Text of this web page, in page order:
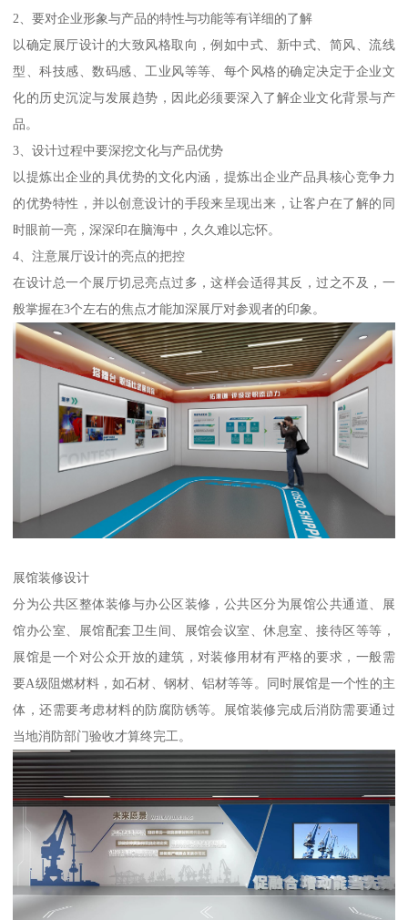
2、要对企业形象与产品的特性与功能等有详细的了解
以确定展厅设计的大致风格取向，例如中式、新中式、简风、流线
型、科技感、数码感、工业风等等、每个风格的确定决定于企业文
化的历史沉淀与发展趋势，因此必须要深入了解企业文化背景与产
品。
3、设计过程中要深挖文化与产品优势
以提炼出企业的具优势的文化内涵，提炼出企业产品具核心竞争力
的优势特性，并以创意设计的手段来呈现出来，让客户在了解的同
时眼前一亮，深深印在脑海中，久久难以忘怀。
4、注意展厅设计的亮点的把控
在设计总一个展厅切忌亮点过多，这样会适得其反，过之不及，一
般掌握在3个左右的焦点才能加深展厅对参观者的印象。
展馆装修设计
分为公共区整体装修与办公区装修，公共区分为展馆公共通道、展
馆办公室、展馆配套卫生间、展馆会议室、休息室、接待区等等，
展馆是一个对公众开放的建筑，对装修用材有严格的要求，一般需
要A级阻燃材料，如石材、钢材、铝材等等。同时展馆是一个性的主
体，还需要考虑材料的防腐防锈等。展馆装修完成后消防需要通过
当地消防部门验收才算终完工。